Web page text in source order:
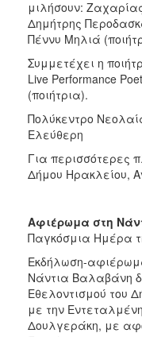
μιλήσουν:
Δημήτρης
Πέννυ Μηλιά
Συμμετέχει η
Live Performance
(ποιήτρια).
Πολύκεντρο
Ελεύθερη
Για περισσότερες
Δήμου Ηρακλείου,
Αφιέρωμα στη
Παγκόσμια Ημέρα
Εκδήλωση-
Νάντια Βαλαβάνη
Εθελοντισμού του
με την
Δουλγεράκη, με